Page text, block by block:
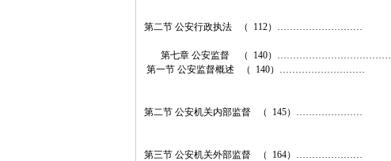
第二节 公安行政执法 （ 112）………………………
第七章 公安监督 （ 140）………………………………
第一节 公安监督概述 （ 140）………………………
第二节 公安机关内部监督 （ 145）…………………
第三节 公安机关外部监督 （ 164）…………………